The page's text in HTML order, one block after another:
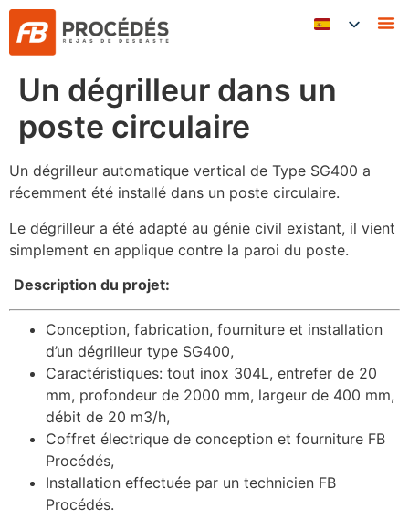
Un dégrilleur dans un
poste circulaire
Un dégrilleur automatique vertical de Type SG400 a
récemment été installé dans un poste circulaire.
Le dégrilleur a été adapté au génie civil existant, il vient
simplement en applique contre la paroi du poste.
Description du projet:
Conception, fabrication, fourniture et installation
d’un dégrilleur type SG400,
Caractéristiques: tout inox 304L, entrefer de 20
mm, profondeur de 2000 mm, largeur de 400 mm,
débit de 20 m3/h,
Coffret électrique de conception et fourniture FB
Procédés,
Installation effectuée par un technicien FB
Procédés.